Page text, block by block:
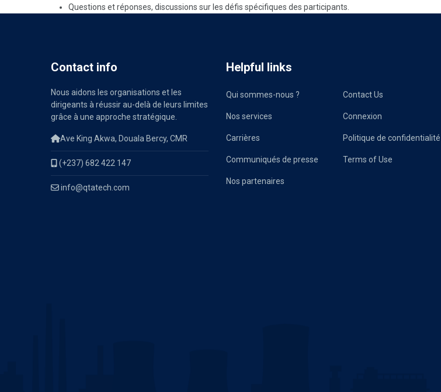
Questions et réponses, discussions sur les défis spécifiques des participants.
Contact info
Nous aidons les organisations et les
dirigeants à réussir au-delà de leurs limites
grâce à une approche stratégique.
Ave King Akwa, Douala Bercy, CMR
(+237) 682 422 147
info@qtatech.com
Helpful links
Qui sommes-nous ?
Nos services
Carrières
Communiqués de presse
Nos partenaires
Contact Us
Connexion
Politique de confidentialité
Terms of Use